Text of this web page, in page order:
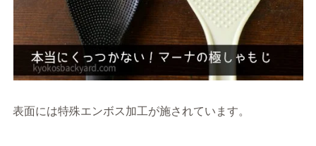
表面には特殊エンボス加工が施されています。